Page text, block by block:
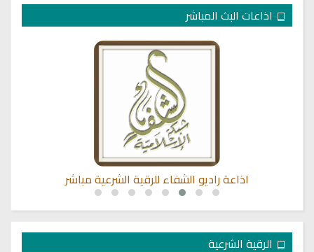
اذاعات البث المباشر
اذاعة راديو الشفاء للرقية الشرعية مباشر
الرقية الشرعية